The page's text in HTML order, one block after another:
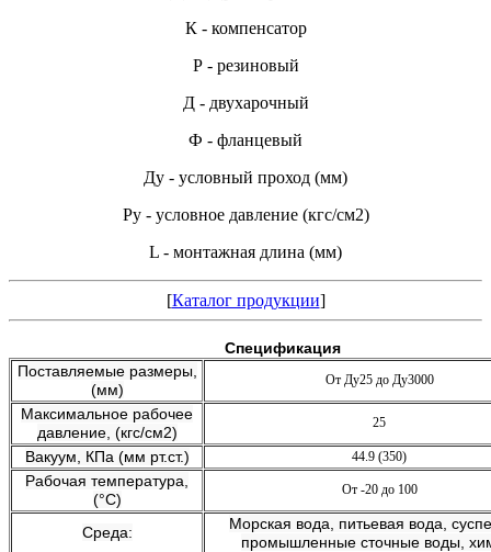
К - компенсатор
Р - резиновый
Д - двухарочный
Ф - фланцевый
Ду - условный проход (мм)
Ру - условное давление (кгс/см2)
L - монтажная длина (мм)
[Каталог продукции]
Спецификация
Поставляемые размеры,
(мм)
От Ду25 до Ду3000
Максимальное рабочее
давление, (кгс/см2)
25
Вакуум, КПа (мм рт.ст.) 44.9 (350)
Рабочая температура,
(°C)
От -20 до 100
Среда:
Морская вода, питьевая вода,
промышленные сточные воды,